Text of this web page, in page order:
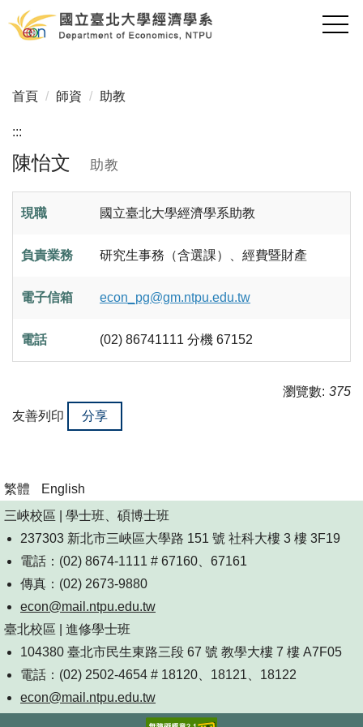
跳
到
內
區
首頁 師資 助教
:::
陳怡文 助教
現職 國立臺北大學經濟學系助教
負責業務 研究生事務（含選課）、經費暨財產
電子信箱 econ_pg@gm.ntpu.edu.tw
電話 (02) 86741111 分機 67152
瀏覽數: 375
友善列印
分享
繁體
English
三峽校區 | 學士班、碩博士班
237303 新北市三峽區大學路 151 號 社科大樓 3 樓 3F19
電話：(02) 8674-1111 # 67160、67161
傳真：(02) 2673-9880
econ@mail.ntpu.edu.tw
臺北校區 | 進修學士班
104380 臺北市民生東路三段 67 號 教學大樓 7 樓 A7F05
電話：(02) 2502-4654 # 18120、18121、18122
econ@mail.ntpu.edu.tw